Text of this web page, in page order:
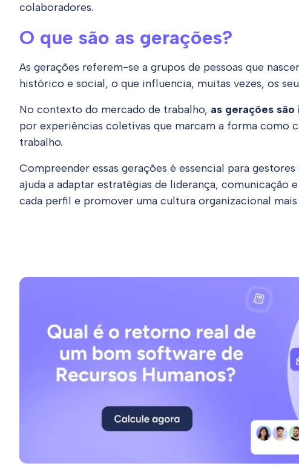
colaboradores.
O que são as gerações?
As gerações referem-se a grupos de pessoas que
histórico e social, o que influencia, muitas vezes, os
No contexto do mercado de trabalho, as gerações
por experiências coletivas que marcam a forma como
trabalho.
Compreender essas gerações é essencial para
ajuda a adaptar estratégias de liderança, comunicação
cada perfil e promover uma cultura organizacional